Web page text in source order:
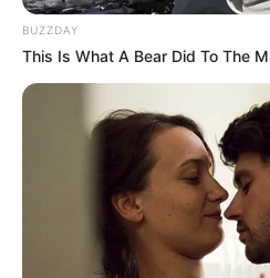
BUZZDAY
This Is What A Bear Did To The